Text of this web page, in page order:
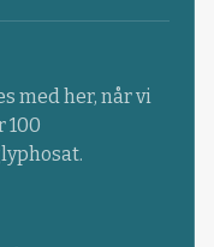
med her, når vi
100